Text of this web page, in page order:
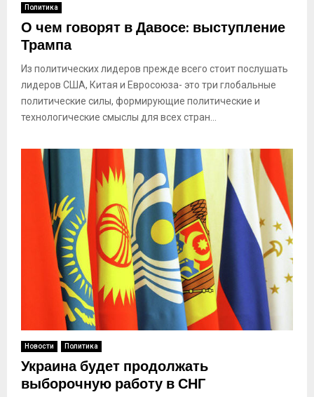
Политика
О чем говорят в Давосе: выступление
Трампа
Из политических лидеров прежде всего стоит послушать
лидеров США, Китая и Евросоюза- это три глобальные
политические силы, формирующие политические и
технологические смыслы для всех стран...
Новости Политика
Украина будет продолжать
выборочную работу в СНГ